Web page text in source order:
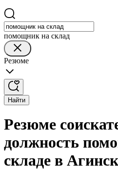
помощник на склад
Резюме
Найти
Резюме
должность
складе в